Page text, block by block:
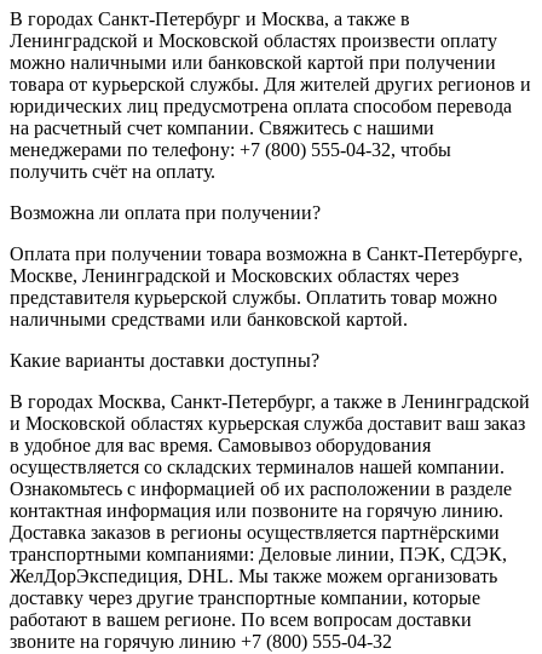
В городах Санкт-Петербург и Москва, а также в
Ленинградской и Московской областях произвести оплату
можно наличными или банковской картой при получении
товара от курьерской службы. Для жителей других регионов и
юридических лиц предусмотрена оплата способом перевода
на расчетный счет компании. Свяжитесь с нашими
менеджерами по телефону: +7 (800) 555-04-32, чтобы
получить счёт на оплату.
Возможна ли оплата при получении?
Оплата при получении товара возможна в Санкт-Петербурге,
Москве, Ленинградской и Московских областях через
представителя курьерской службы. Оплатить товар можно
наличными средствами или банковской картой.
Какие варианты доставки доступны?
В городах Москва, Санкт-Петербург, а также в Ленинградской
и Московской областях курьерская служба доставит ваш заказ
в удобное для вас время. Самовывоз оборудования
осуществляется со складских терминалов нашей компании.
Ознакомьтесь с информацией об их расположении в разделе
контактная информация или позвоните на горячую линию.
Доставка заказов в регионы осуществляется партнёрскими
транспортными компаниями: Деловые линии, ПЭК, СДЭК,
ЖелДорЭкспедиция, DHL. Мы также можем организовать
доставку через другие транспортные компании, которые
работают в вашем регионе. По всем вопросам доставки
звоните на горячую линию +7 (800) 555-04-32